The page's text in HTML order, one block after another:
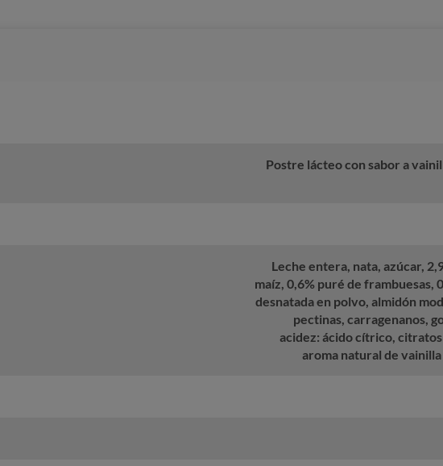
Postre lácteo con sabor a
Leche entera, nata, azúcar,
maíz, 0,6% puré de frambuesas,
desnatada en polvo, almidón
pectinas, carragenanos,
acidez: ácido cítrico,
aroma natural de